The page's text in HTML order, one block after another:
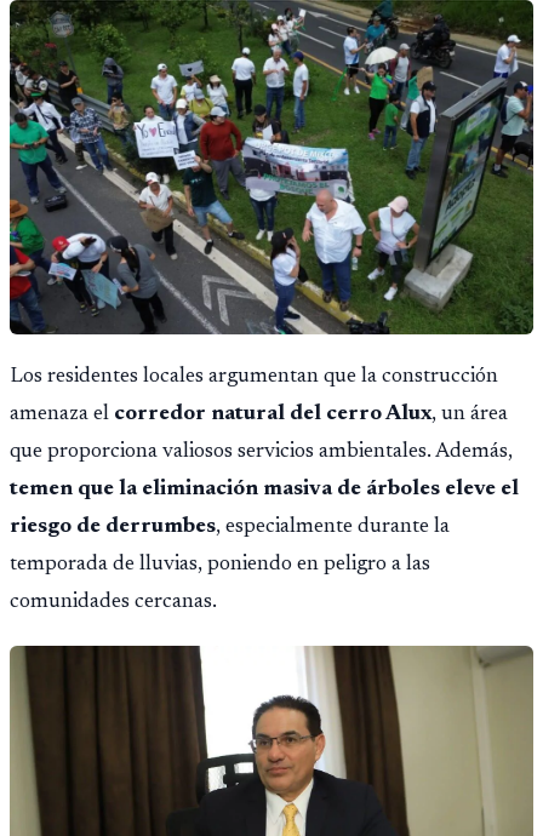
Los residentes locales argumentan que la construcción
amenaza el corredor natural del cerro Alux, un área
que proporciona valiosos servicios ambientales. Además,
temen que la eliminación masiva de árboles eleve el
riesgo de derrumbes, especialmente durante la
temporada de lluvias, poniendo en peligro a las
comunidades cercanas.